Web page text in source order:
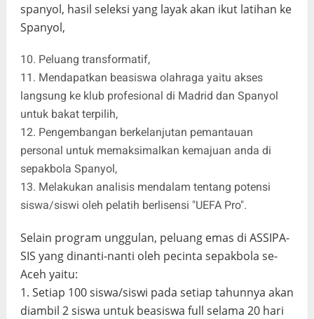
spanyol, hasil seleksi yang layak akan ikut latihan ke
Spanyol,
10. Peluang transformatif,
11. Mendapatkan beasiswa olahraga yaitu akses
langsung ke klub profesional di Madrid dan Spanyol
untuk bakat terpilih,
12. Pengembangan berkelanjutan pemantauan
personal untuk memaksimalkan kemajuan anda di
sepakbola Spanyol,
13. Melakukan analisis mendalam tentang potensi
siswa/siswi oleh pelatih berlisensi "UEFA Pro".
Selain program unggulan, peluang emas di ASSIPA-
SIS yang dinanti-nanti oleh pecinta sepakbola se-
Aceh yaitu:
1. Setiap 100 siswa/siswi pada setiap tahunnya akan
diambil 2 siswa untuk beasiswa full selama 20 hari